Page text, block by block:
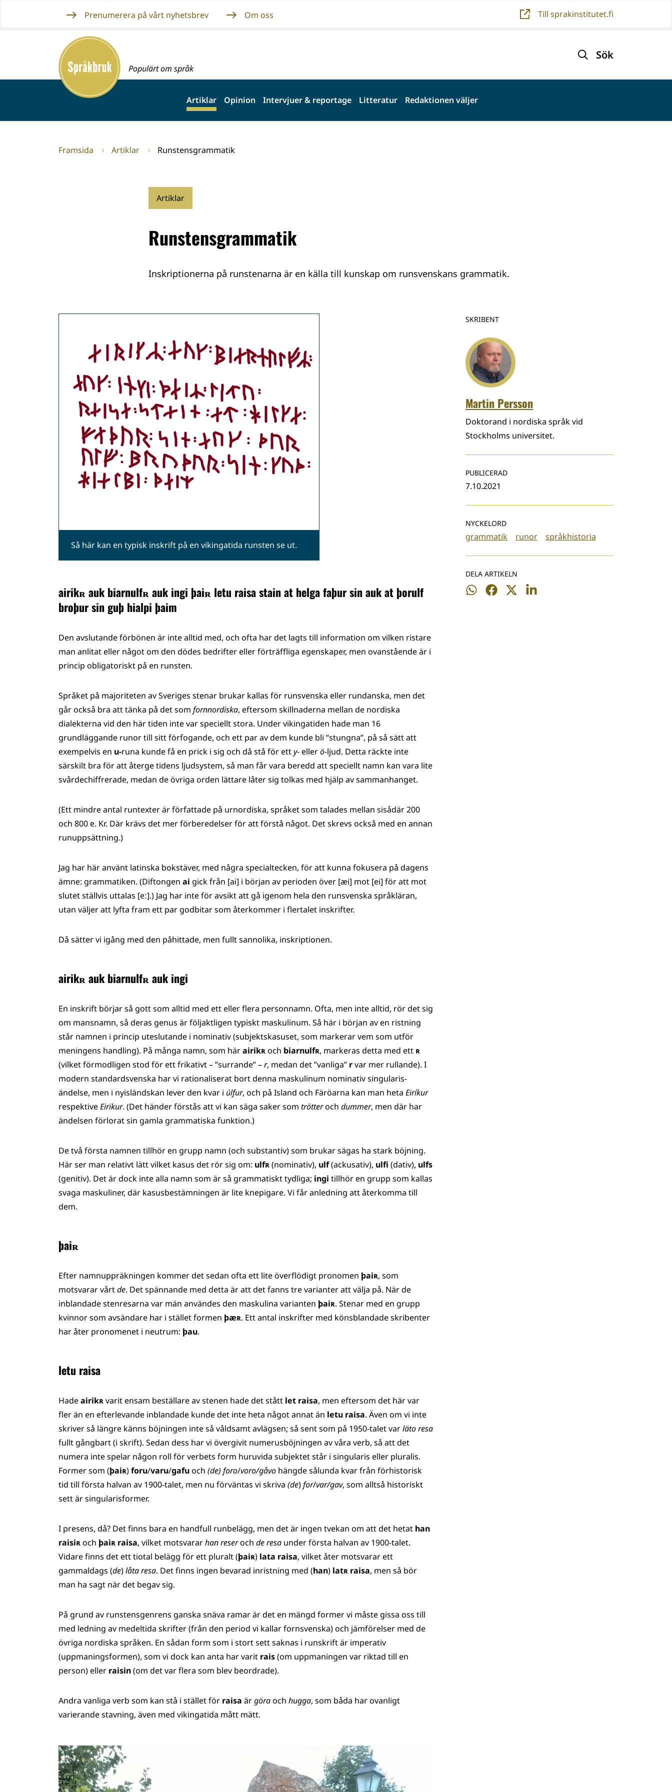
innehållet
Prenumerera på vårt nyhetsbrev Om oss Till sprakinstitutet.fi
Framsida
Populärt om språk
Sök
Artiklar Opinion Intervjuer & reportage Litteratur Redaktionen väljer
Framsida Artiklar Runstensgrammatik
Artiklar
Runstensgrammatik
Inskriptionerna på runstenarna är en källa till kunskap om runsvenskans grammatik.
SKRIBENT
Martin Persson
Doktorand i nordiska språk vid
Stockholms universitet.
PUBLICERAD
7.10.2021
NYCKELORD
grammatik runor språkhistoria
DELA ARTIKELN
Dela
Dela
Dela
Dela
Så här kan en typisk inskrift på en vikingatida runsten se ut.
airikʀ ​​​auk biarnulfʀ auk ingi þaiʀ letu raisa stain at helga faþur sin auk at þorulf
broþur sin guþ hialpi þaim
Den avslutande förbönen är inte alltid med, och ofta har det lagts till information om vilken ristare
man anlitat eller något om den dödes bedrifter eller förträffliga egenskaper, men ovanstående är i
princip obligatoriskt på en runsten.
Språket på majoriteten av Sveriges stenar brukar kallas för runsvenska eller rundanska, men det
går också bra att tänka på det som fornnordiska, eftersom skillnaderna mellan de nordiska
dialekterna vid den här tiden inte var speciellt stora. Under vikingatiden hade man 16
grundläggande runor till sitt förfogande, och ett par av dem kunde bli ”stungna”, på så sätt att
exempelvis en u-runa kunde få en prick i sig och då stå för etty- ellerö-ljud. Detta räckte inte
särskilt bra för att återge tidens ljudsystem, så man får vara beredd att speciellt namn kan vara lite
svårdechiffrerade, medan de övriga orden lättare låter sig tolkas med hjälp av sammanhanget.
(Ett mindre antal runtexter är författade på urnordiska, språket som talades mellan sisådär 200
och 800 e. Kr. Där krävs det mer förberedelser för att förstå något. Det skrevs också med en annan
runuppsättning.)
Jag har här använt latinska bokstäver, med några specialtecken, för att kunna fokusera på dagens
ämne: grammatiken. (Diftongen ai gick från [ai] i början av perioden över [æi] mot [ei] för att mot
slutet ställvis uttalas [eː].) Jag har inte för avsikt att gå igenom hela den runsvenska språkläran,
utan väljer att lyfta fram ett par godbitar som återkommer i flertalet inskrifter.
Då sätter vi igång med den påhittade, men fullt sannolika, inskriptionen.
airikʀ auk biarnulfʀ auk ingi
En inskrift börjar så gott som alltid med ett eller flera personnamn. Ofta, men inte alltid, rör det sig
om mansnamn, så deras genus är följaktligen typiskt maskulinum. Så här i början av en ristning
står namnen i princip uteslutande i nominativ (subjektskasuset, som markerar vem som utför
meningens handling). På många namn, som härairikʀoch biarnulfʀ, markeras detta med ett ʀ
(vilket förmodligen stod för ett frikativt – ”surrande” –r, medan det ”vanliga” rvar mer rullande). I
modern standardsvenska har vi rationaliserat bort denna maskulinum nominativ singularis-
ändelse, men i nyisländskan lever den kvar i úlfur, och på Island och Färöarna kan man heta Eiríkur
respektiveEirikur. (Det händer förstås att vi kan säga saker som trötteroch dummer, men där har
ändelsen förlorat sin gamla grammatiska funktion.)
De två första namnen tillhör en grupp namn (och substantiv) som brukar sägas ha stark böjning.
Här ser man relativt lätt vilket kasus det rör sig om: ulfʀ(nominativ), ulf(ackusativ), ulfi (dativ), ulfs
(genitiv). Det är dock inte alla namn som är så grammatiskt tydliga; ingi tillhör en grupp som kallas
svaga maskuliner, där kasusbestämningen är lite knepigare. Vi får anledning att återkomma till
dem.
þaiʀ
Efter namnuppräkningen kommer det sedan ofta ett lite överflödigt pronomen þaiʀ, som
motsvarar vårtde. Det spännande med detta är att det fanns tre varianter att välja på. När de
inblandade stenresarna var män användes den maskulina varianten þaiʀ. Stenar med en grupp
kvinnor som avsändare har i stället formen þæʀ. Ett antal inskrifter med könsblandade skribenter
har åter pronomenet i neutrum: þau.
letu raisa
Hadeairikʀvarit ensam beställare av stenen hade det stått let raisa, men eftersom det här var
fler än en efterlevande inblandade kunde det inte heta något annat än letu raisa. Även om vi inte
skriver så längre känns böjningen inte så våldsamt avlägsen; så sent som på 1950-talet varläto resa
fullt gångbart (i skrift). Sedan dess har vi övergivit numerusböjningen av våra verb, så att det
numera inte spelar någon roll för verbets form huruvida subjektet står i singularis eller pluralis.
Former som (þaiʀ)foru/varu/gafuoch (de) foro/voro/gåvo hängde sålunda kvar från förhistorisk
tid till första halvan av 1900-talet, men nu förväntas vi skriva (de)for/var/gav, som alltså historiskt
sett är singularisformer.
I presens, då? Det finns bara en handfull runbelägg, men det är ingen tvekan om att det hetat han
raisiʀoch þaiʀ raisa, vilket motsvararhan reseroch de resa under första halvan av 1900-talet.
Vidare finns det ett tiotal belägg för ett pluralt (þaiʀ) lata raisa, vilket åter motsvarar ett
gammaldags (de)låta resa. Det finns ingen bevarad inristning med (han) latʀ raisa, men så bör
man ha sagt när det begav sig.
På grund av runstensgenrens ganska snäva ramar är det en mängd former vi måste gissa oss till
med ledning av medeltida skrifter (från den period vi kallar fornsvenska) och jämförelser med de
övriga nordiska språken. En sådan form som i stort sett saknas i runskrift är imperativ
(uppmaningsformen), som vi dock kan anta har varit rais(om uppmaningen var riktad till en
person) eller raisin(om det var flera som blev beordrade).
Andra vanliga verb som kan stå i stället för raisa ärgöraoch hugga, som båda har ovanligt
varierande stavning, även med vikingatida mått mätt.